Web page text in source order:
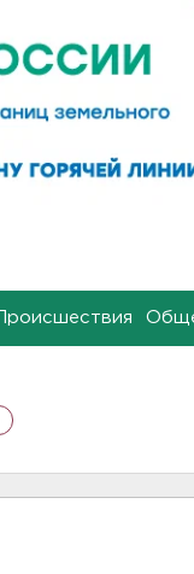
Происшествия